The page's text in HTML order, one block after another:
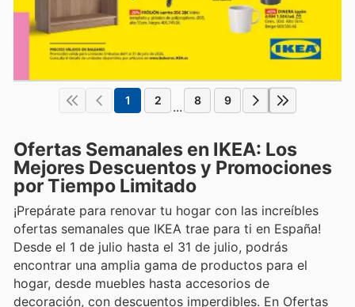
1 2 ... 8 9
Ofertas Semanales en IKEA: Los
Mejores Descuentos y Promociones
por Tiempo Limitado
¡Prepárate para renovar tu hogar con las increíbles
ofertas semanales que IKEA trae para ti en España!
Desde el 1 de julio hasta el 31 de julio, podrás
encontrar una amplia gama de productos para el
hogar, desde muebles hasta accesorios de
decoración, con descuentos imperdibles. En Ofertas